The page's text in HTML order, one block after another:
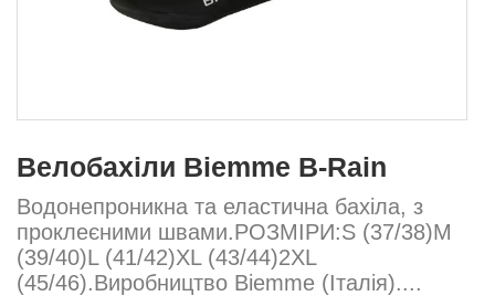
Велобахіли Biemme B-Rain
Водонепроникна та еластична бахіла, з
проклеєними швами.РОЗМІРИ:S (37/38)М
(39/40)L (41/42)XL (43/44)2XL
(45/46).Виробництво Biemme (Італія)....